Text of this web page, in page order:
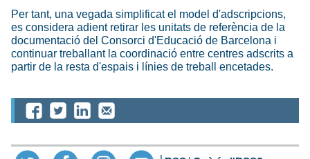
Per tant, una vegada simplificat el model d'adscripcions,
es considera adient retirar les unitats de referència de la
documentació del Consorci d'Educació de Barcelona i
continuar treballant la coordinació entre centres adscrits a
partir de la resta d'espais i línies de treball encetades.